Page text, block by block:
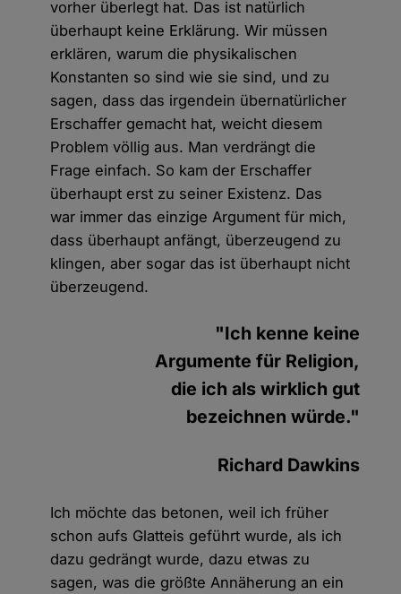
vorher überlegt hat. Das ist natürlich
überhaupt keine Erklärung. Wir müssen
erklären, warum die physikalischen
Konstanten so sind wie sie sind, und zu
sagen, dass das irgendein übernatürlicher
Erschaffer gemacht hat, weicht diesem
Problem völlig aus. Man verdrängt die
Frage einfach. So kam der Erschaffer
überhaupt erst zu seiner Existenz. Das
war immer das einzige Argument für mich,
dass überhaupt anfängt, überzeugend zu
klingen, aber sogar das ist überhaupt nicht
überzeugend.
"Ich kenne keine
Argumente für Religion,
die ich als wirklich gut
bezeichnen würde."
Richard Dawkins
Ich möchte das betonen, weil ich früher
schon aufs Glatteis geführt wurde, als ich
dazu gedrängt wurde, dazu etwas zu
sagen, was die größte Annäherung an ein